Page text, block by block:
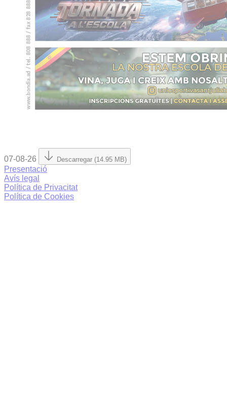
07-08-26 Descarregar (14.95 MB)
Presentació
Avís legal
Política de Privacitat
Política de Cookies